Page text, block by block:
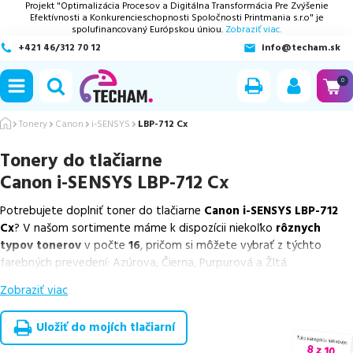
Projekt "Optimalizácia Procesov a Digitálna Transformácia Pre Zvýšenie
Efektívnosti a Konkurencieschopnosti Spoločnosti Printmania s.r.o" je
spolufinancovaný Európskou úniou. Zobraziť viac.
+421 46/312 70 12
info@techam.sk
0
Tonery Canon i-SENSYS LBP-712 Cx
Tonery do tlačiarne
Canon i-SENSYS LBP-712 Cx
Potrebujete doplniť toner do tlačiarne Canon i-SENSYS LBP-712
Cx? V našom sortimente máme k dispozícii niekoľko rôznych
typov tonerovv počte 16, pričom si môžete vybrať z týchto
farebných prevedení: Azúrova, Čierna, Purpurová a Žltá.
Z uvedeného množstva dostupných náplní
výhodnejšie alternatívy, ktoré plne zachovávajú kvalitu tlače
Súčasťou tejto ponuky súoverené náhrady v rôznych triedach
medzi ktoré patríšpičková trieda PREMIUM
ks,
Zobraziť viac
Uložiť do mojích tlačiarní